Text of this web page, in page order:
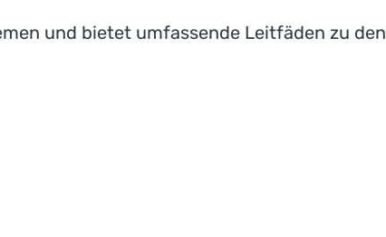
und bietet umfassende Leitfäden zu den